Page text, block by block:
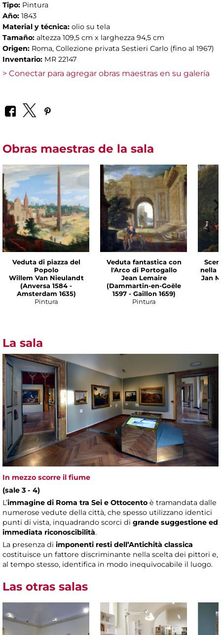
Tipo: Pintura
Año: 1843
Material y técnica: olio su tela
Tamaño: altezza 109,5 cm x larghezza 94,5 cm
Origen: Roma, Collezione privata Sestieri Carlo (fino al 1967)
Inventario: MR 22147
> Conectar para agregar obras maestras en su galería
Obras maestras de la sala
Veduta di piazza del
Popolo
Willem Van Nieulandt
(Anversa 1584 -
Amsterdam 1635)
Pintura
Veduta fantastica con
l'Arco di Portogallo
Jean Lemaire
(Dammartin-en-Goële
1597 - Gaillon 1659)
Pintura
nella
Jan
La sala
In mezzo scorre il fiume
(sale 3 - 4)
L’immagine di Roma tra Sei e Ottocento è tramandata dalle
numerose vedute della città, che spesso utilizzano identici
punti di vista, inquadrando scorci di grande suggestione ed
immediata riconoscibilità.
La presenza di imponenti resti dell’Antichità classica
costituisce un fattore discriminante nella scelta dei pittori e,
al tempo stesso, identifica in modo inequivocabile il luogo.
Las otras salas